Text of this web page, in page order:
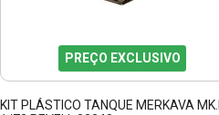
PREÇO EXCLUSIVO
KIT PLÁSTICO TANQUE MERKAVA MK.III